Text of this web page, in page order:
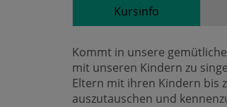
Kursinfo
Kommt in unsere
mit unseren Kindern zu
Eltern mit ihren Kindern bis
auszutauschen und